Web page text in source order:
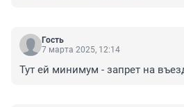
Гость
7 марта 2025, 12:14
Тут ей минимум - запрет на